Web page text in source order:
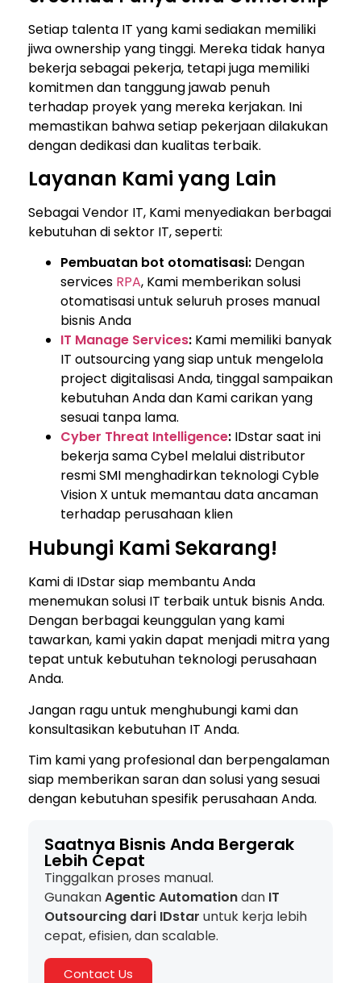
Setiap talenta IT yang kami sediakan memiliki
jiwa ownership yang tinggi. Mereka tidak hanya
bekerja sebagai pekerja, tetapi juga memiliki
komitmen dan tanggung jawab penuh
terhadap proyek yang mereka kerjakan. Ini
memastikan bahwa setiap pekerjaan dilakukan
dengan dedikasi dan kualitas terbaik.
Layanan Kami yang Lain
Sebagai Vendor IT, Kami menyediakan berbagai
kebutuhan di sektor IT, seperti:
Pembuatan bot otomatisasi: Dengan
services RPA, Kami memberikan solusi
otomatisasi untuk seluruh proses manual
bisnis Anda
IT Manage Services: Kami memiliki banyak
IT outsourcing yang siap untuk mengelola
project digitalisasi Anda, tinggal sampaikan
kebutuhan Anda dan Kami carikan yang
sesuai tanpa lama.
Cyber Threat Intelligence: IDstar saat ini
bekerja sama Cybel melalui distributor
resmi SMI menghadirkan teknologi Cyble
Vision X untuk memantau data ancaman
terhadap perusahaan klien
Hubungi Kami Sekarang!
Kami di IDstar siap membantu Anda
menemukan solusi IT terbaik untuk bisnis Anda.
Dengan berbagai keunggulan yang kami
tawarkan, kami yakin dapat menjadi mitra yang
tepat untuk kebutuhan teknologi perusahaan
Anda.
Jangan ragu untuk menghubungi kami dan
konsultasikan kebutuhan IT Anda.
Tim kami yang profesional dan berpengalaman
siap memberikan saran dan solusi yang sesuai
dengan kebutuhan spesifik perusahaan Anda.
Saatnya Bisnis Anda Bergerak
Lebih Cepat
Tinggalkan proses manual.
GunakanAgentic Automationdan IT
Outsourcing dari IDstar untuk kerja lebih
cepat, efisien, dan scalable.
Contact Us